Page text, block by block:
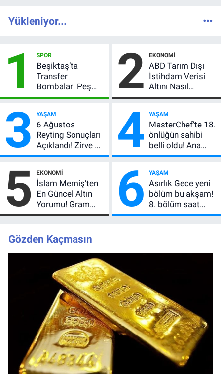
Yükleniyor...
1 SPOR
Beşiktaş’ta
Transfer
Bombaları Peş
Peşe! Adalı
Açıkladı, 5 Yıldız
Daha Listede
2 EKONOMI
ABD Tarım Dışı
İstihdam Verisi
Altını Nasıl
Etkiler? Çok Basit
3 YAŞAM
6 Ağustos
Reyting Sonuçları
Açıklandı! Zirve El
Değiştirdi:
MasterChef'i
Geride Bıraktı
4 YAŞAM
MasterChef’te 18.
önlüğün sahibi
belli oldu! Ana
kadroya giren
oldu?
5 EKONOMI
İslam Memiş’ten
En Güncel Altın
Yorumu! Gram
Altın İçin 6.350 TL
Beklentisi
Değişmedi
6 YAŞAM
Asırlık Gece yeni
bölüm bu akşam!
8. bölüm saat
kaçta, TRT 1 canlı
Gözden Kaçmasın